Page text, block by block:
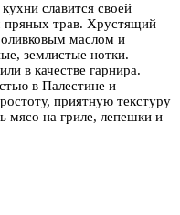
славится своей
пряных трав. Хрустящий
маслом и
землистые нотки.
в качестве гарнира.
в Палестине и
приятную текстуру
мясо на гриле, лепешки и